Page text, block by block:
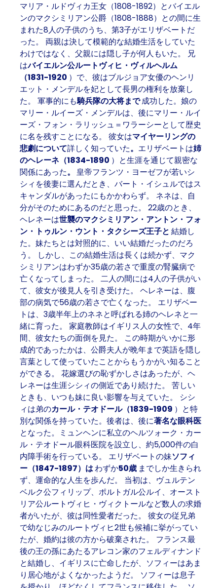
マリア・ルドヴィカ王女（1808-1892）とバイエル
ンのマクシミリアン公爵（1808-1888）との間に生
まれた8人の子供のうち、第3子がエリザベートだ
った。 両親は決して模範的な結婚生活をしていた
わけではなく、父親には隠し子が何人もいた。 兄
はバイエルン公ルートヴィヒ・ヴィルヘルム
（1831-1920 ）で、彼はブルジョア女優のヘンリ
エット・メンデルを妃として長男の権利を放棄し
た。 軍事的にも騎兵隊の大将まで成功した。娘の
マリー・ルイーズ・メンデルは、後にマリー・ルイ
ーズ・フォン・ラリッシュ＝ワラーシーとして歴史
に名を残すことになる。 彼女はマイヤーリングの
悲劇について詳しく知っていた。 エリザベートは姉
のヘレーネ（1834-1890 ）と生涯を通じて親密な
関係にあった。 皇帝フランツ・ヨーゼフが若いシ
シィを後妻に選んだとき、バート・イシュルではス
キャンダルがあったにもかかわらず。 ネネは、自
分がそのためにあるのだと思った。 22歳のとき、
ヘレネーは世襲のマクシミリアン・アントン・フォ
ン・トゥルン・ウント・タクシーズ王子と 結婚し
た。妹たちとは対照的に、いい結婚だったのだろ
う。 しかし、この結婚生活は長くは続かず、マク
シミリアンはわずか35歳の若さで重度の腎臓病で
亡くなってしまった。 二人の間には4人の子供がい
て、彼女が後見人を引き受けた。 ヘレネーは、腹
部の病気で56歳の若さで亡くなった。 エリザベー
トは、3歳半年上のネネと呼ばれる姉のヘレネと一
緒に育った。 家庭教師はイギリス人の女性で、4年
間、彼女たちの面倒を見た。 この時期がいかに形
成的であったかは、公爵夫人が晩年まで英語を隠し
言葉として使っていたことからもうかがい知ること
ができる。 花嫁選びの恥ずかしさはあったが、ヘ
レネーは生涯シシィの側近であり続けた。 苦しい
ときも、いつも妹に良い影響を与えていた。 シシ
ィは弟のカール・テオドール（1839-1909 ）と特
別な関係を持っていた。後者は、後に著名な眼科医
となった。ミュンヘンに私立のヘルツォーク・カー
ル・テオドール眼科医院を設立し、約5,000件の白
内障手術を行っている。 エリザベートの妹ソフィ
ー（1847-1897）はわずか50歳 までしか生きられ
ず、運命的な人生を歩んだ。 当初は、ヴュルテン
ベルク公フィリップ、ポルトガル公ルイ、オースト
リア公ルートヴィヒ・ヴィクトールなど数人の求婚
者がいたが、彼は同性愛者だった。 彼女の従兄弟
で幼なじみのルートヴィヒ2世も候補に挙がってい
たが、婚約は彼の方から破棄された。 フランス最
後の王の孫にあたるアレコン家のフェルディナンド
と結婚し、イギリスに亡命したが、ソフィーはあま
り居心地がよくなかったようだ。 ソフィーは息子